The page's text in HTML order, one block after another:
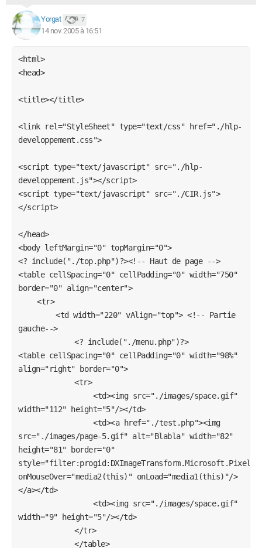
Yorgat 7
14 nov. 2005 à 16:51
<html>
<head>
<title></title>
<link rel="StyleSheet" type="text/css" href="./hlp-
developpement.css">
<script type="text/javascript" src="./hlp-
developpement.js"></script>
<script type="text/javascript" src="./CIR.js">
</script>
</head>
<body leftMargin="0" topMargin="0">
<? include("./top.php")?><!-- Haut de page -->
<table cellSpacing="0" cellPadding="0" width="750"
border="0" align="center">
gauche-->
<table cellSpacing="0" cellPadding="0" width="98%"
align="right" border="0">
width="112" height="5"/></td>
src="./images/page-5.gif" alt="Blabla" width="82"
height="81" border="0"
onMouseOver="media2(this)" onLoad="media1(this)"/>
</a></td>
width="9" height="5"/></td>